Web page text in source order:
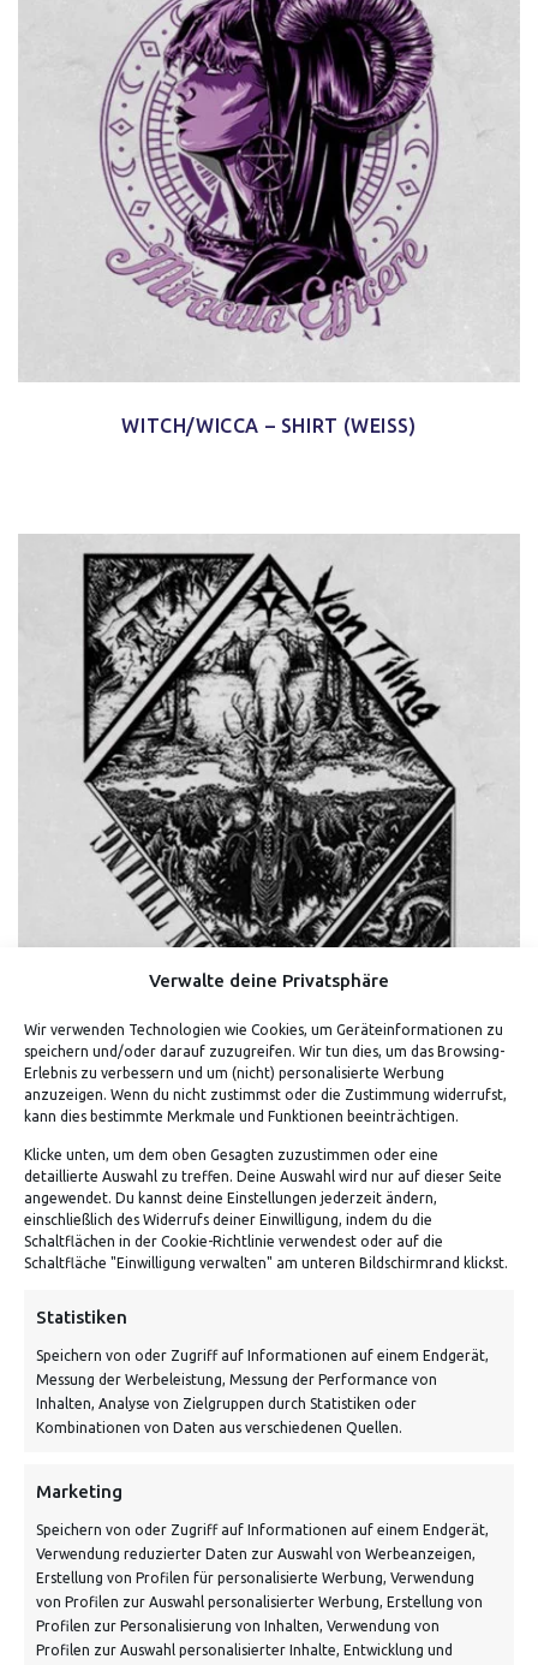
Verwalte deine Privatsphäre
Wir verwenden Technologien wie Cookies, um Geräteinformationen zu
speichern und/oder darauf zuzugreifen. Wir tun dies, um das Browsing-
Erlebnis zu verbessern und um (nicht) personalisierte Werbung
anzuzeigen. Wenn du nicht zustimmst oder die Zustimmung widerrufst,
kann dies bestimmte Merkmale und Funktionen beeinträchtigen.
Klicke unten, um dem oben Gesagten zuzustimmen oder eine
detaillierte Auswahl zu treffen. Deine Auswahl wird nur auf dieser Seite
angewendet. Du kannst deine Einstellungen jederzeit ändern,
einschließlich des Widerrufs deiner Einwilligung, indem du die
Schaltflächen in der Cookie-Richtlinie verwendest oder auf die
Schaltfläche "Einwilligung verwalten" am unteren Bildschirmrand klickst.
Statistiken
Speichern von oder Zugriff auf Informationen auf einem Endgerät,
Messung der Werbeleistung, Messung der Performance von
Inhalten, Analyse von Zielgruppen durch Statistiken oder
Kombinationen von Daten aus verschiedenen Quellen.
Marketing
Speichern von oder Zugriff auf Informationen auf einem Endgerät,
Verwendung reduzierter Daten zur Auswahl von Werbeanzeigen,
Erstellung von Profilen für personalisierte Werbung, Verwendung
von Profilen zur Auswahl personalisierter Werbung, Erstellung von
Profilen zur Personalisierung von Inhalten, Verwendung von
Profilen zur Auswahl personalisierter Inhalte, Entwicklung und
WITCH/WICCA – SHIRT (WEISS)
DAY AND NIGHT – SHIRT (WEISS)